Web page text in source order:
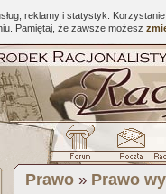
reklamy i statystyk.
Pamiętaj, że zawsze możesz
Prawo » Prawo